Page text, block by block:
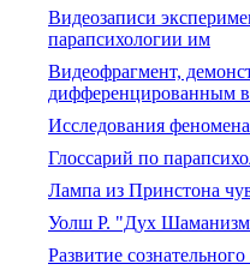
Видеозаписи
парапсихологии им
Видеофрагмент,
дифференцированным
Исследования
Глоссарий по
Лампа из Принстона
Уолш Р. "Дух
Развитие